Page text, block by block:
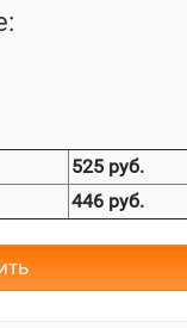
525 руб.
446 руб.